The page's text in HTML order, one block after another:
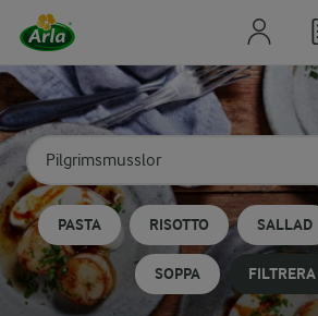
Sök på kategori eller ingrediens
Skriv in sökord för att få förslag
PASTA RISOTTO SALLAD
SOPPA FILTRERA